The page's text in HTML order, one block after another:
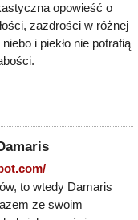
opowieść o
zazdrości w różnej
i piekło nie potrafią
to wtedy Damaris
ze swoim